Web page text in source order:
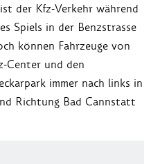
der Kfz-Verkehr während
Spiels in der Benzstrasse
können Fahrzeuge von
Center und den
immer nach links in
Richtung Bad Cannstatt